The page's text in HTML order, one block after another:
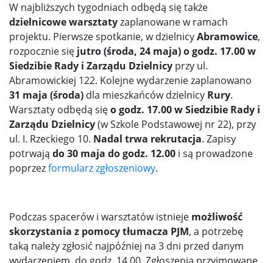
W najbliższych tygodniach odbędą się także
dzielnicowe warsztatyzaplanowane w ramach
projektu. Pierwsze spotkanie, w dzielnicyAbramowice,
rozpocznie się jutro (środa, 24 maja) o godz. 17.00 w
Siedzibie Rady i Zarządu Dzielnicy przy ul.
Abramowickiej 122. Kolejne wydarzenie zaplanowano
31 maja (środa) dla mieszkańców dzielnicy Rury.
Warsztaty odbędą sięo godz. 17.00 w Siedzibie Rady i
Zarządu Dzielnicy(w Szkole Podstawowej nr 22), przy
ul. I. Rzeckiego 10. Nadal trwa rekrutacja. Zapisy
potrwają do 30 maja do godz. 12.00 i są prowadzone
poprzezformularz zgłoszeniowy.
Podczas spacerów i warsztatów istnieje możliwość
skorzystania z pomocy tłumacza PJM, a potrzebę
taką należy zgłosić najpóźniej na 3 dni przed danym